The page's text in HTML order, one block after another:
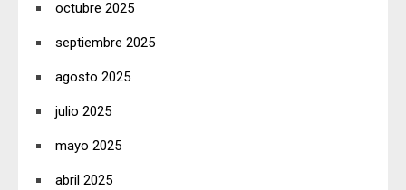
octubre 2025
septiembre 2025
agosto 2025
julio 2025
mayo 2025
abril 2025